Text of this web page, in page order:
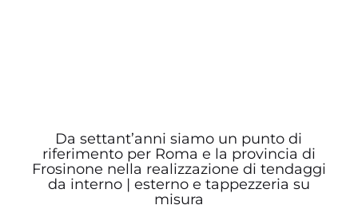
Da settant’anni siamo un punto di
riferimento per Roma e la provincia di
Frosinone nella realizzazione di tendaggi
da interno | esterno e tappezzeria su
misura